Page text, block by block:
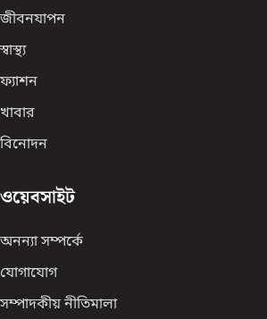
জীবনযাপন
স্বাস্থ্য
ফ্যাশন
খাবার
বিনোদন
ওয়েবসাইট
অনন্যা সম্পর্কে
যোগাযোগ
সম্পাদকীয় নীতিমালা